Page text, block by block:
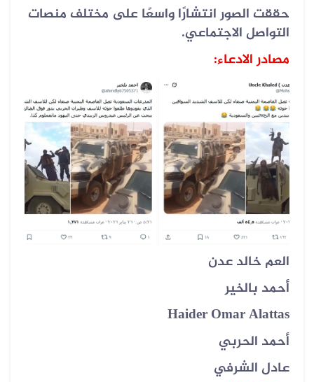
حققت الصور انتشارًا واسعًا على مختلف منصات
التواصل الاجتماعي.
مصادر الادعاء:
العم خالد عدن
أحمد بالخير
Haider Omar Alattas
أحمد الحربي
عادل الشرفي